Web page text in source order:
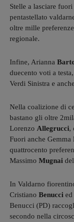
Stelle a lasciare
pentastellato
oltre mille
regionale.
Infine, Arianna
duecento voti a
Verdi Sinistra e
Nella coalizione di
bastano gli oltre
Lorenzo Allegrucci,
Fuori anche Gemma
quattrocento
Massimo Mugnai
In Valdarno
Cristiano Benucci ed
Benucci (PD)
secondo nella